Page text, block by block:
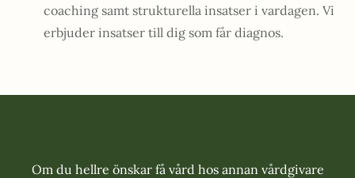
coaching samt strukturella insatser i vardagen. Vi
erbjuder insatser till dig som får diagnos.
Om du hellre önskar få vård hos annan vårdgivare